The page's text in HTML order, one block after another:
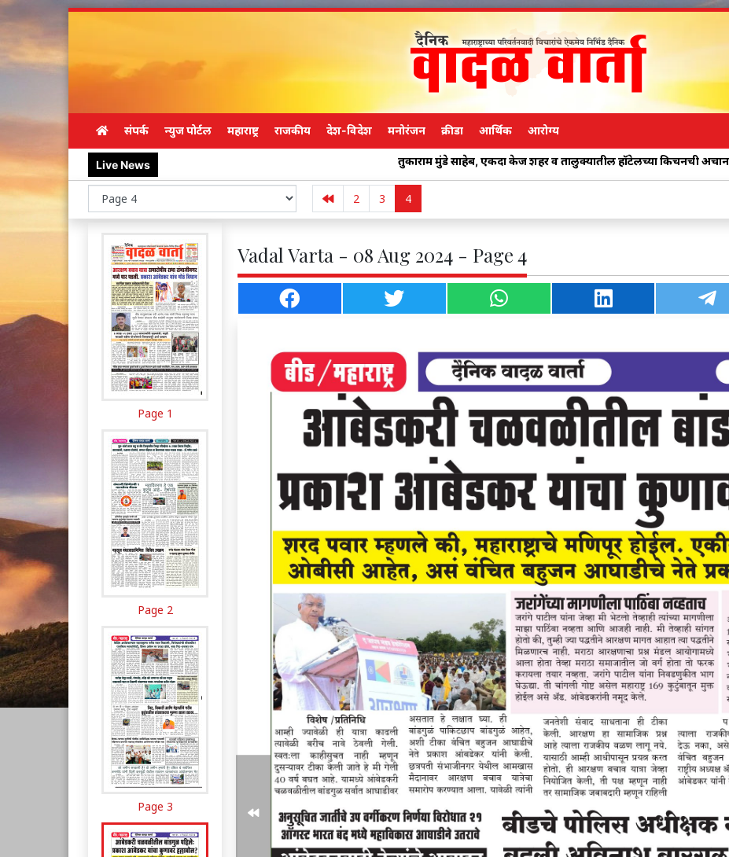
संपर्क न्युज पोर्टल महाराष्ट्र राजकीय देश-विदेश मनोरंजन क्रीडा आर्थिक आरोग्य
Live News तुकाराम मुंडे साहेब, एकदा केज शहर व तालुक्यातील हॉटेलच्या किचनची अचानक तपासणी करा!
2 3 4
Page 1
Page 2
Page 3
Vadal Varta - 08 Aug 2024 - Page 4